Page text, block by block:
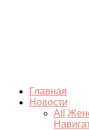
Главная
Новости
All